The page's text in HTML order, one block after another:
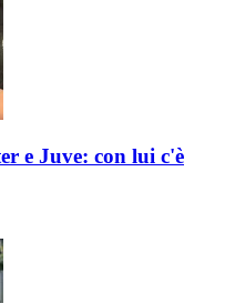
e Juve: con lui c'è